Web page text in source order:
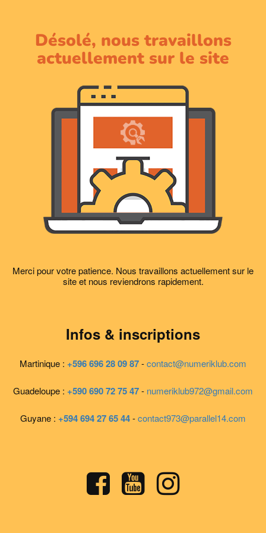
Désolé, nous travaillons
actuellement sur le site
Merci pour votre patience. Nous travaillons actuellement sur le
site et nous reviendrons rapidement.
Infos & inscriptions
Martinique : +596 696 28 09 87-contact@numeriklub.com
Guadeloupe : +590 690 72 75 47- numeriklub972@gmail.com
Guyane : +594 694 27 65 44-contact973@parallel14.com